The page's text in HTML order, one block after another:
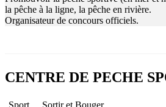
la pêche à la ligne, la pêche en rivière.
Organisateur de concours officiels.
CENTRE DE PECHE
Sport Sortir et Bouger